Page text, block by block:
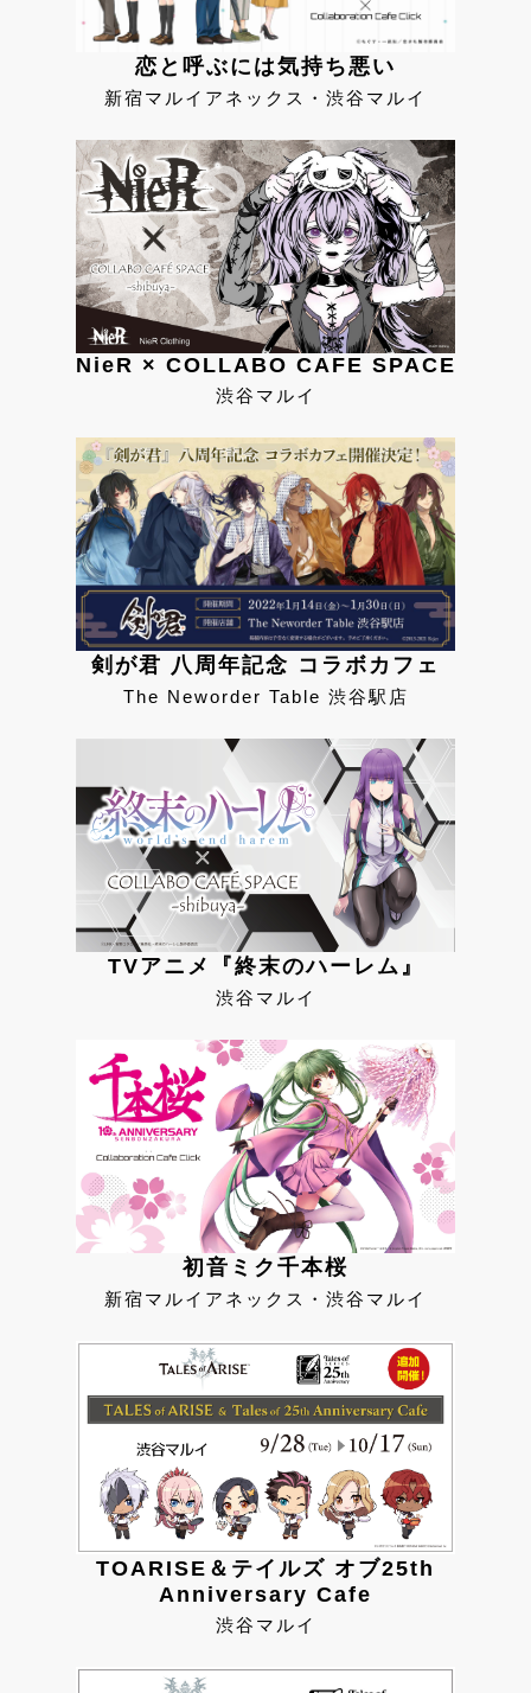
恋と呼ぶには気持ち悪い
新宿マルイアネックス・渋谷マルイ
NieR × COLLABO CAFE SPACE
渋谷マルイ
剣が君 八周年記念 コラボカフェ
The Neworder Table 渋谷駅店
TVアニメ『終末のハーレム』
渋谷マルイ
初音ミク千本桜
新宿マルイアネックス・渋谷マルイ
TOARISE＆テイルズ オブ25th
Anniversary Cafe
渋谷マルイ